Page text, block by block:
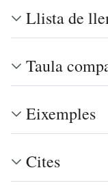
Llista de
Taula
Eixemples
Cites